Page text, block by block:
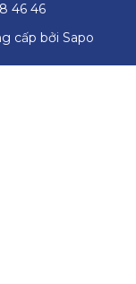
46 46
cấp bởi Sapo